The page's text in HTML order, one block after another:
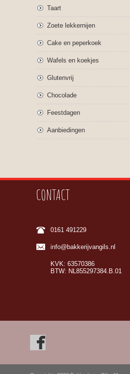
Taart
Zoete lekkernijen
Cake en peperkoek
Wafels en koekjes
Glutenvrij
Chocolade
Feestdagen
Aanbiedingen
CONTACT
0161 491229
info@bakkerijvangils.nl
KVK: 63570386
BTW: NL855297384.B.01